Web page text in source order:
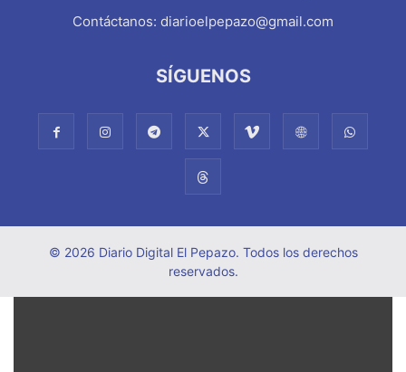
Contáctanos: diarioelpepazo@gmail.com
SÍGUENOS
© 2026 Diario Digital El Pepazo. Todos los derechos
reservados.